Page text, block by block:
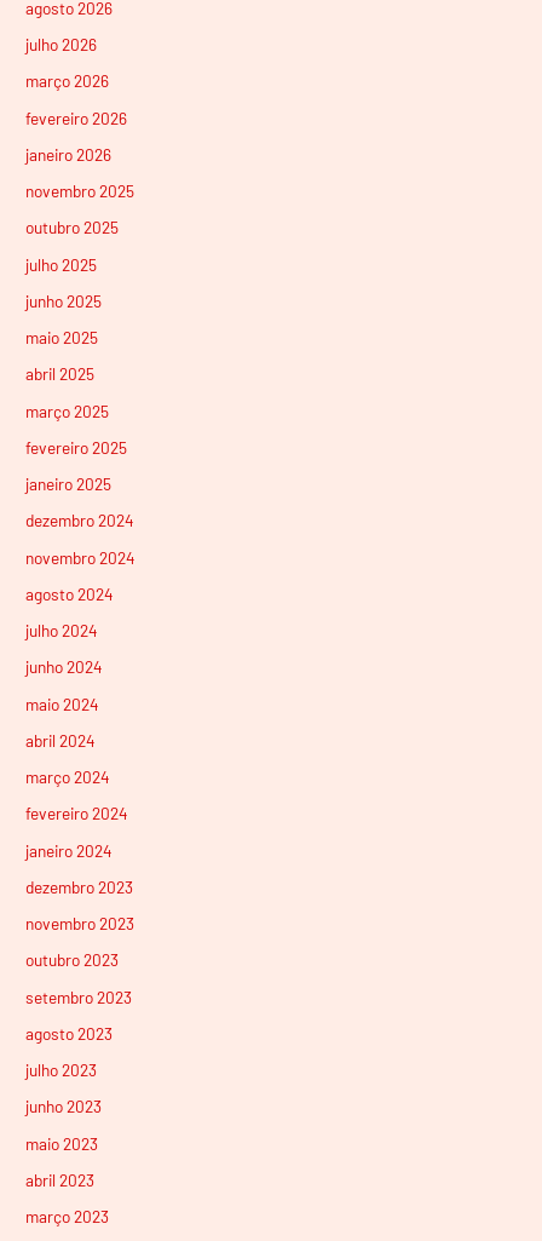
agosto 2026
julho 2026
março 2026
fevereiro 2026
janeiro 2026
novembro 2025
outubro 2025
julho 2025
junho 2025
maio 2025
abril 2025
março 2025
fevereiro 2025
janeiro 2025
dezembro 2024
novembro 2024
agosto 2024
julho 2024
junho 2024
maio 2024
abril 2024
março 2024
fevereiro 2024
janeiro 2024
dezembro 2023
novembro 2023
outubro 2023
setembro 2023
agosto 2023
julho 2023
junho 2023
maio 2023
abril 2023
março 2023